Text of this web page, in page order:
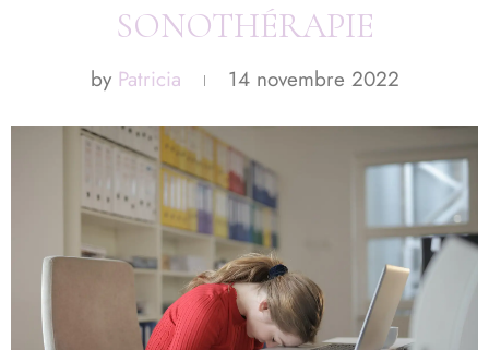
SONOTHÉRAPIE
by Patricia 14 novembre 2022